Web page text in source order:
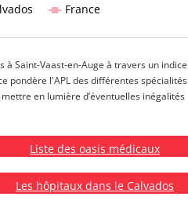
France
à Saint-Vaast-en-Auge à travers un indice
pondère l'APL des différentes spécialités
en lumière d’éventuelles inégalités
Liste des oasis médicaux
Les hôpitaux dans le Calvados